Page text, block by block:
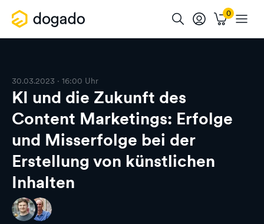
30.03.2023 · 16:00 Uhr
KI und die Zukunft des
Content Marketings: Erfolge
und Misserfolge bei der
Erstellung von künstlichen
Inhalten